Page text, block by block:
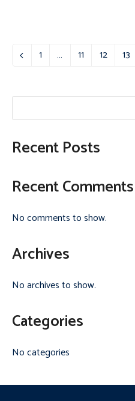
PreviousPage
1 … Page
11 Page
12 13
Recent Posts
Recent Comments
No comments to show.
Archives
No archives to show.
Categories
No categories